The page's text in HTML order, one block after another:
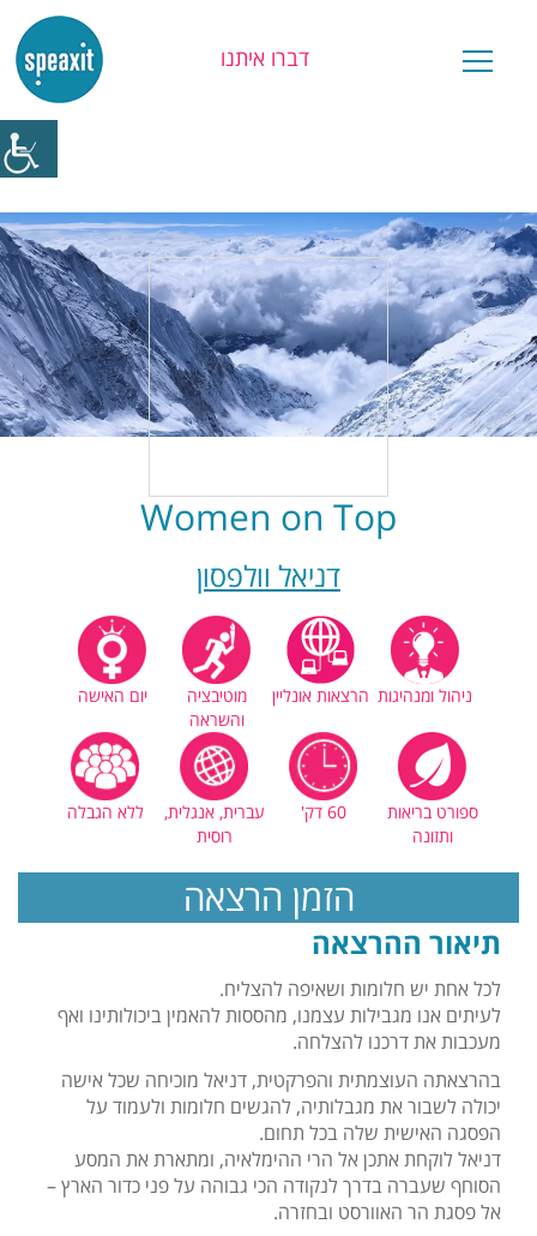
דברו איתנו
יש לכם שאלה?
Women on Top
דניאל וולפסון
ניהול ומנהיגות הרצאות אונליין
מוטיבציה
והשראה
יום האישה
ספורט בריאות
ותזונה
60 דק'
עברית, אנגלית,
רוסית
ללא הגבלה
הזמן הרצאה
תיאור ההרצאה
לכל אחת יש חלומות ושאיפה להצליח.
לעיתים אנו מגבילות עצמנו, מהססות להאמין ביכולותינו ואף
מעכבות את דרכנו להצלחה.
בהרצאתה העוצמתית והפרקטית, דניאל מוכיחה שכל אישה
יכולה לשבור את מגבלותיה, להגשים חלומות ולעמוד על
הפסגה האישית שלה בכל תחום.
דניאל לוקחת אתכן אל הרי ההימלאיה, ומתארת את המסע
הסוחף שעברה בדרך לנקודה הכי גבוהה על פני כדור הארץ –
אל פסגת הר האוורסט ובחזרה.